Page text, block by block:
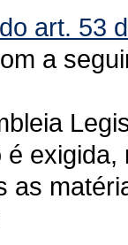
art. 53
a
as